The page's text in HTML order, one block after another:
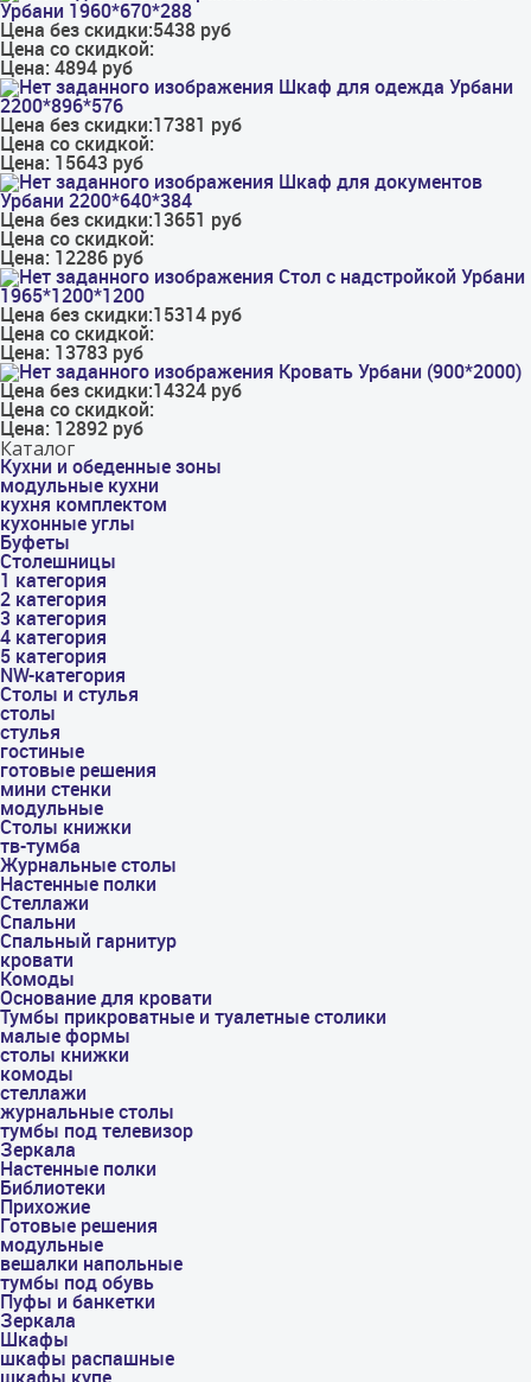
Урбани 1960*670*288
Цена без скидки:5438 руб
Цена со скидкой:
Цена: 4894 руб
Шкаф для одежда Урбани
2200*896*576
Цена без скидки:17381 руб
Цена со скидкой:
Цена: 15643 руб
Шкаф для документов
Урбани 2200*640*384
Цена без скидки:13651 руб
Цена со скидкой:
Цена: 12286 руб
Стол с надстройкой Урбани
1965*1200*1200
Цена без скидки:15314 руб
Цена со скидкой:
Цена: 13783 руб
Кровать Урбани (900*2000)
Цена без скидки:14324 руб
Цена со скидкой:
Цена: 12892 руб
Каталог
Кухни и обеденные зоны
модульные кухни
кухня комплектом
кухонные углы
Буфеты
Столешницы
1 категория
2 категория
3 категория
4 категория
5 категория
NW-категория
Столы и стулья
столы
стулья
гостиные
готовые решения
мини стенки
модульные
Столы книжки
тв-тумба
Журнальные столы
Настенные полки
Стеллажи
Спальни
Спальный гарнитур
кровати
Комоды
Основание для кровати
Тумбы прикроватные и туалетные столики
малые формы
столы книжки
комоды
стеллажи
журнальные столы
тумбы под телевизор
Зеркала
Настенные полки
Библиотеки
Прихожие
Готовые решения
модульные
вешалки напольные
тумбы под обувь
Пуфы и банкетки
Зеркала
Шкафы
шкафы распашные